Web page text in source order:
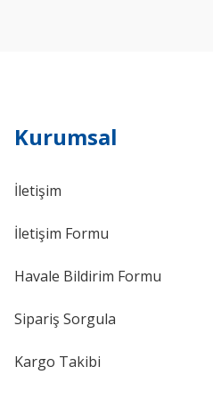
Kurumsal
İletişim
İletişim Formu
Havale Bildirim Formu
Sipariş Sorgula
Kargo Takibi